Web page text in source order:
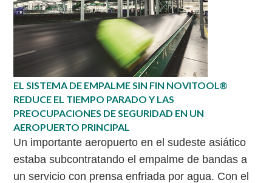
EL SISTEMA DE EMPALME SIN FIN NOVITOOL®
REDUCE EL TIEMPO PARADO Y LAS
PREOCUPACIONES DE SEGURIDAD EN UN
AEROPUERTO PRINCIPAL
Un importante aeropuerto en el sudeste asiático
estaba subcontratando el empalme de bandas a
un servicio con prensa enfriada por agua. Con el